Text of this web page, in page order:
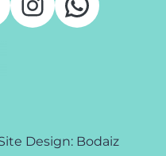
Design: Bodaiz